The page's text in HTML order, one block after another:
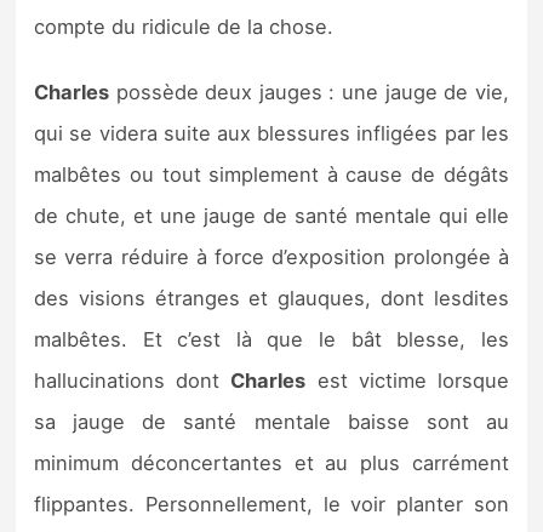
compte du ridicule de la chose.
Charles possède deux jauges : une jauge de vie,
qui se videra suite aux blessures infligées par les
malbêtes ou tout simplement à cause de dégâts
de chute, et une jauge de santé mentale qui elle
se verra réduire à force d’exposition prolongée à
des visions étranges et glauques, dont lesdites
malbêtes. Et c’est là que le bât blesse, les
hallucinations dont Charles est victime lorsque
sa jauge de santé mentale baisse sont au
minimum déconcertantes et au plus carrément
flippantes. Personnellement, le voir planter son